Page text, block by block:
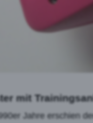
mit
Jahre erschien